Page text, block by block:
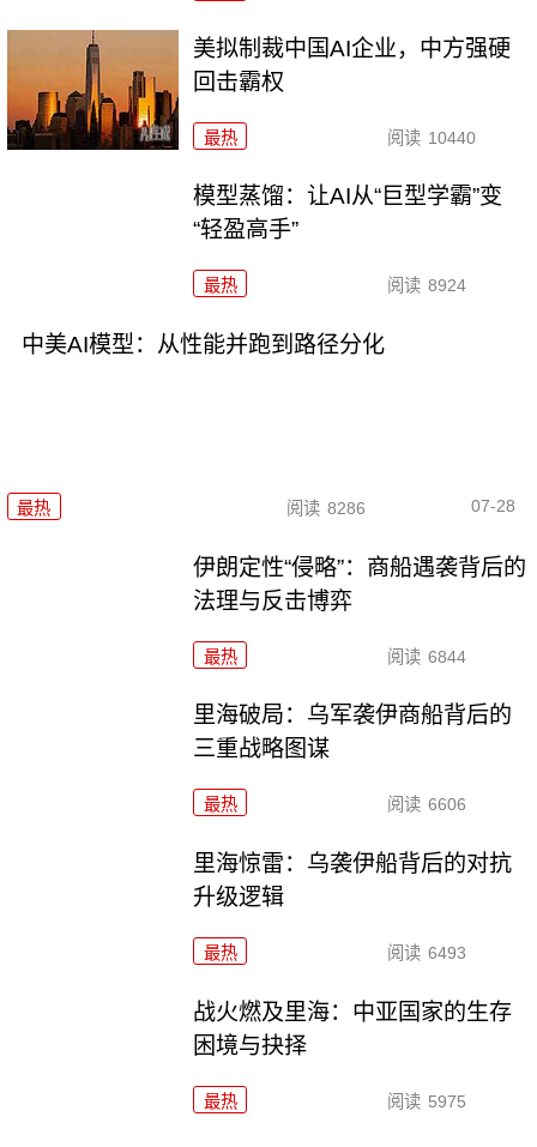
美拟制裁中国AI企业，中方强硬
回击霸权
最热 阅读 10440
模型蒸馏：让AI从“巨型学霸”变
“轻盈高手”
最热 阅读 8924
中美AI模型：从性能并跑到路径分化
最热 阅读 8286 07-28
伊朗定性“侵略”：商船遇袭背后的
法理与反击博弈
最热 阅读 6844
里海破局：乌军袭伊商船背后的
三重战略图谋
最热 阅读 6606
里海惊雷：乌袭伊船背后的对抗
升级逻辑
最热 阅读 6493
战火燃及里海：中亚国家的生存
困境与抉择
最热 阅读 5975